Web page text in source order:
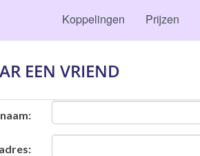
Koppelingen Prijzen
EEN VRIEND